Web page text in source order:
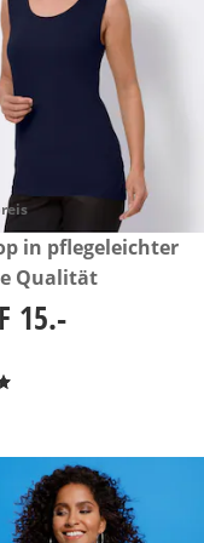
in pflegeleichter
Qualität
15.-